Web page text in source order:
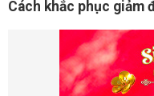
Cách khắc phục giảm